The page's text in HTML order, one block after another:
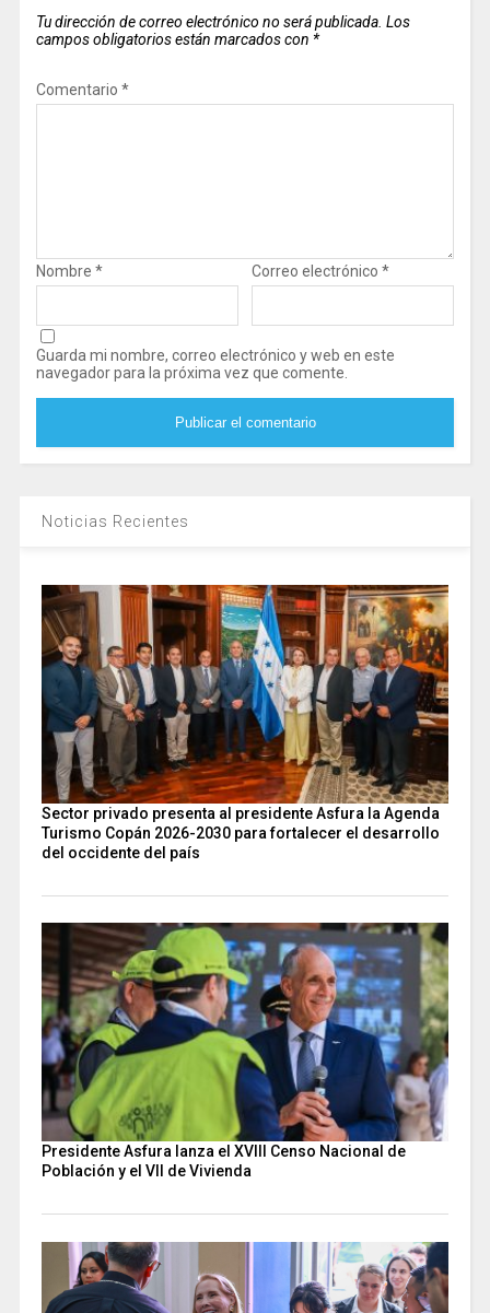
Tu dirección de correo electrónico no será publicada. Los
campos obligatorios están marcados con *
Comentario *
Nombre * Correo electrónico *
Guarda mi nombre, correo electrónico y web en este
navegador para la próxima vez que comente.
Noticias Recientes
Sector privado presenta al presidente Asfura la Agenda
Turismo Copán 2026-2030 para fortalecer el desarrollo
del occidente del país
Presidente Asfura lanza el XVIII Censo Nacional de
Población y el VII de Vivienda